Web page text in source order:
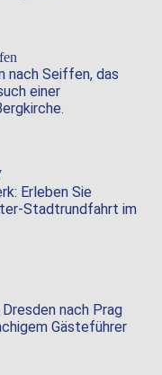
nach Seiffen, das
einer
Erleben Sie
Stadtrundfahrt im
nach Prag
Gästeführer